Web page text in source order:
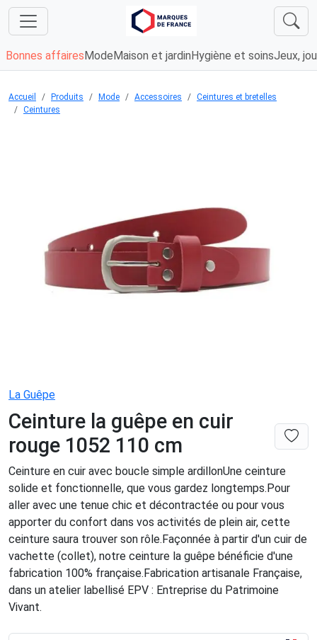
Bonnes affaires Mode Maison et jardin Hygiène et soinsJeux,
Accueil Produits Mode Accessoires
Ceintures et bretelles
Ceintures
La Guêpe
Ceinture la guêpe en cuir
rouge 1052 110 cm
Ceinture en cuir avec boucle simple ardillonUne ceinture
solide et fonctionnelle, que vous gardez longtemps.Pour
aller avec une tenue chic et décontractée ou pour vous
apporter du confort dans vos activités de plein air, cette
ceinture saura trouver son rôle.Façonnée à partir d'un cuir de
vachette (collet), notre ceinture la guêpe bénéficie d'une
fabrication 100% française.Fabrication artisanale Française,
dans un atelier labellisé EPV : Entreprise du Patrimoine
Vivant.